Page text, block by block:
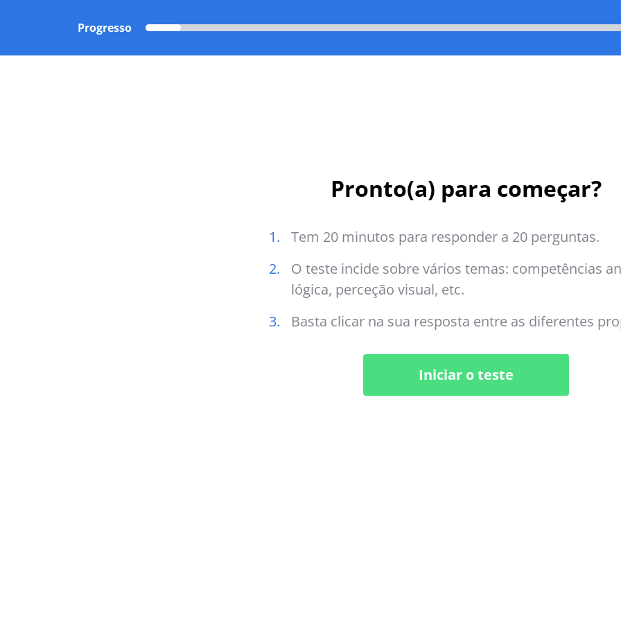
Progresso
Pronto(a) para começar?
1.
Tem 20 minutos para responder a 20 perguntas.
2.
O teste incide sobre vários temas: competências
lógica, perceção visual, etc.
3.
Basta clicar na sua resposta entre as diferentes
Iniciar o teste